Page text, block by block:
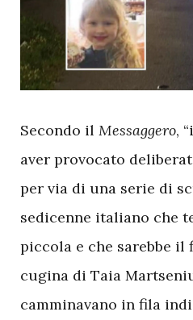
Secondo il Messaggero,
aver provocato
per via di una serie di
sedicenne italiano che
piccola e che sarebbe il
cugina di Taia
camminavano in fila